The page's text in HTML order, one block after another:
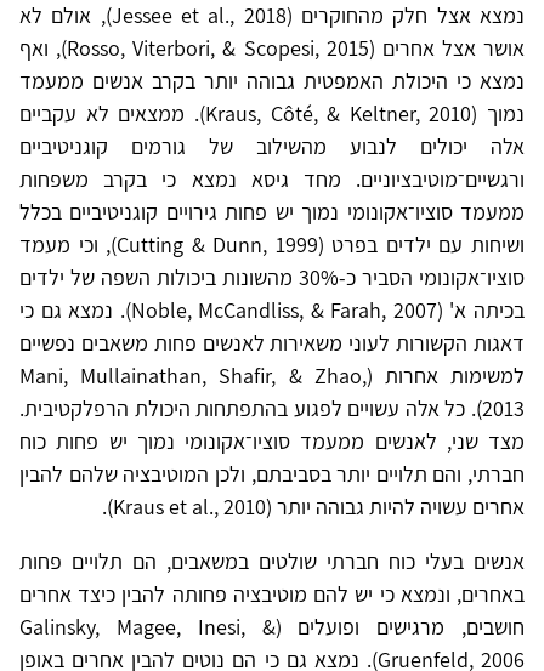
נמצא אצל חלק מהחוקרים (Jessee et al., 2018), אולם לא
אושר אצל אחרים (Rosso, Viterbori, & Scopesi, 2015), ואף
נמצא כי היכולת האמפטית גבוהה יותר בקרב אנשים ממעמד
נמוך (Kraus, Côté, & Keltner, 2010). ממצאים לא עקביים
אלה יכולים לנבוע מהשילוב של גורמים קוגניטיביים
ורגשיים־מוטיבציוניים. מחד גיסא נמצא כי בקרב משפחות
ממעמד סוציו־אקונומי נמוך יש פחות גירויים קוגניטיביים בכלל
ושיחות עם ילדים בפרט (Cutting & Dunn, 1999), וכי מעמד
סוציו־אקונומי הסביר כ-30% מהשונות ביכולות השפה של ילדים
בכיתה א' (Noble, McCandliss, & Farah, 2007). נמצא גם כי
דאגות הקשורות לעוני משאירות לאנשים פחות משאבים נפשיים
למשימות אחרות (Mani, Mullainathan, Shafir, & Zhao,
2013). כל אלה עשויים לפגוע בהתפתחות היכולת הרפלקטיבית.
מצד שני, לאנשים ממעמד סוציו־אקונומי נמוך יש פחות כוח
חברתי, והם תלויים יותר בסביבתם, ולכן המוטיבציה שלהם להבין
אחרים עשויה להיות גבוהה יותר (Kraus et al., 2010).
אנשים בעלי כוח חברתי שולטים במשאבים, הם תלויים פחות
באחרים, ונמצא כי יש להם מוטיבציה פחותה להבין כיצד אחרים
חושבים, מרגישים ופועלים (Galinsky, Magee, Inesi, &
Gruenfeld, 2006). נמצא גם כי הם נוטים להבין אחרים באופן